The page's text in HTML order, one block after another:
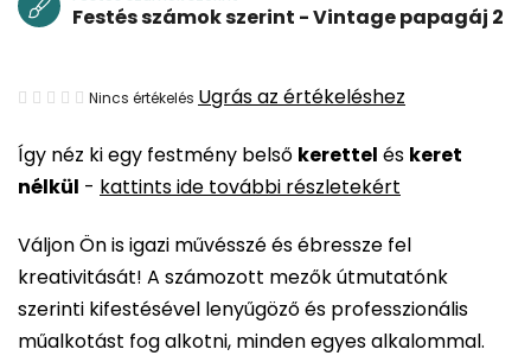
Így néz ki egy festmény belső kerettel és keret
nélkül - kattints ide további részletekért
Váljon Ön is igazi művésszé és ébressze fel
kreativitását! A számozott mezők útmutatónk
szerinti kifestésével lenyűgöző és professzionális
műalkotást fog alkotni, minden egyes alkalommal.
Festés számok szerint - Vintage papagáj 2
A
átlagos
értékelése
ből
0,0
csillag.
Nincs értékelés Ugrás az értékeléshez